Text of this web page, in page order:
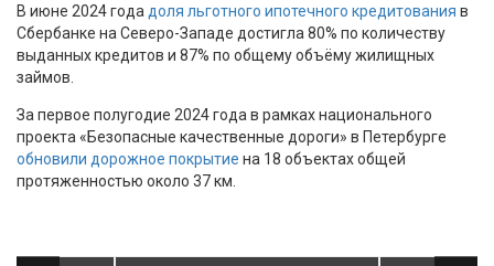
В июне 2024 года доля льготного ипотечного кредитования в
Сбербанке на Северо-Западе достигла 80% по количеству
выданных кредитов и 87% по общему объёму жилищных
займов.
За первое полугодие 2024 года в рамках национального
проекта «Безопасные качественные дороги» в Петербурге
обновили дорожное покрытие на 18 объектах общей
протяженностью около 37 км.